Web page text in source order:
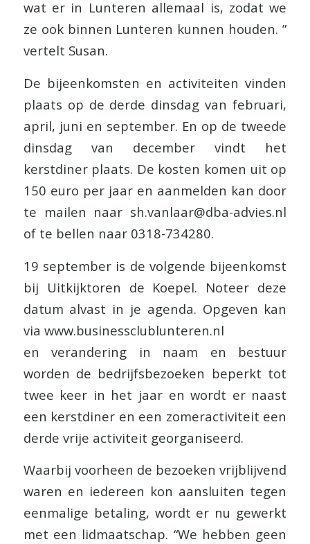
wat er in Lunteren allemaal is, zodat we
ze ook binnen Lunteren kunnen houden. ”
vertelt Susan.
De bijeenkomsten en activiteiten vinden
plaats op de derde dinsdag van februari,
april, juni en september. En op de tweede
dinsdag van december vindt het
kerstdiner plaats. De kosten komen uit op
150 euro per jaar en aanmelden kan door
te mailen naar sh.vanlaar@dba-advies.nl
of te bellen naar 0318-734280.
19 september is de volgende bijeenkomst
bij Uitkijktoren de Koepel. Noteer deze
datum alvast in je agenda. Opgeven kan
via www.businessclublunteren.nl
en verandering in naam en bestuur
worden de bedrijfsbezoeken beperkt tot
twee keer in het jaar en wordt er naast
een kerstdiner en een zomeractiviteit een
derde vrije activiteit georganiseerd.
Waarbij voorheen de bezoeken vrijblijvend
waren en iedereen kon aansluiten tegen
eenmalige betaling, wordt er nu gewerkt
met een lidmaatschap. “We hebben geen